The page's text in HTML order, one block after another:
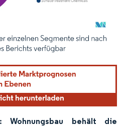
erfordert Namensnennung
Wohnungsbau behält die